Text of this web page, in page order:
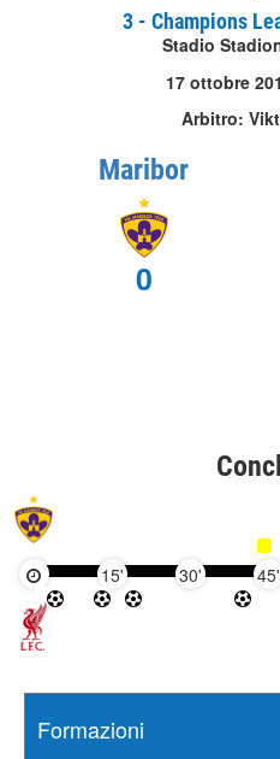
3 - Champions
Stadio
17 ottobre
Arbitro:
Maribor
0
15' 30' 45'